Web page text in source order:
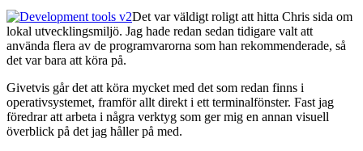
Det var väldigt roligt att hitta Chris sida om
lokal utvecklingsmiljö. Jag hade redan sedan tidigare valt att
använda flera av de programvarorna som han rekommenderade, så
det var bara att köra på.
Givetvis går det att köra mycket med det som redan finns i
operativsystemet, framför allt direkt i ett terminalfönster. Fast jag
föredrar att arbeta i några verktyg som ger mig en annan visuell
överblick på det jag håller på med.